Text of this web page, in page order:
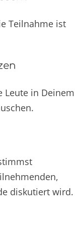
Teilnahme ist
Leute in Deinem
diskutiert wird.